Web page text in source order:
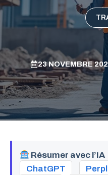
23 NOVEMBRE
Résumer avec l’IA
ChatGPT